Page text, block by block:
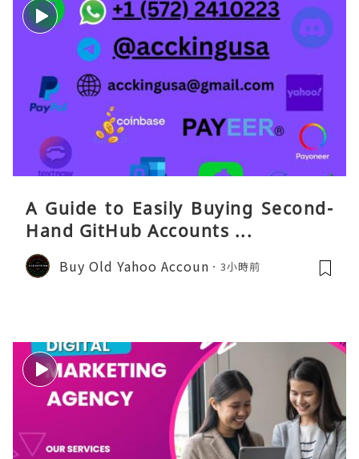
A Guide to Easily Buying Second-
Hand GitHub Accounts ...
Buy Old Yahoo Accoun 3小時前